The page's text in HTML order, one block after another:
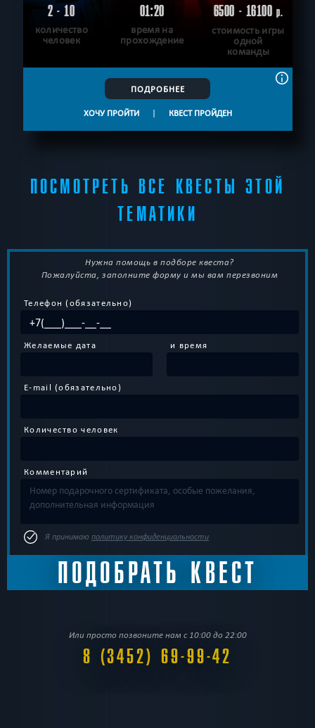
2 - 10
количество
человек
01:20
время на
прохождение
6500 - 16100р.
стоимость игры
одной
команды
ПОДРОБНЕЕ
ХОЧУ ПРОЙТИ | КВЕСТ ПРОЙДЕН
ПОСМОТРЕТЬ ВСЕ КВЕСТЫ ЭТОЙ
ТЕМАТИКИ
Нужна помощь в подборе квеста?
Пожалуйста, заполните форму и мы вам перезвоним
Телефон (обязательно)
Желаемые дата и время
E-mail (обязательно)
Количество человек
Комментарий
Я принимаю политику конфиденциальности
Или просто позвоните нам с 10:00 до 22:00
8 (3452) 69-99-42